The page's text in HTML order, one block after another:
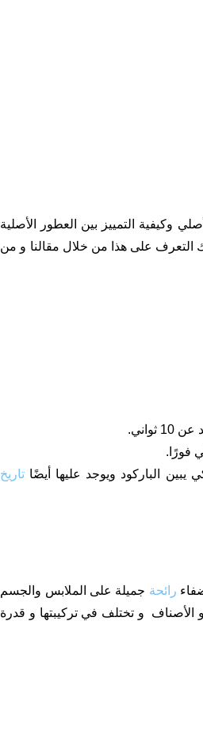
وكيفية التمييز بين العطور الأصلية
التعرف على هذا من خلال مقالنا و من
فورًا.
الباركود ويوجد عليها أيضًا تاريخ
رائحة جميلة على الملابس والجسم
الأصناف و تختلف في تركيبتها و قدرة